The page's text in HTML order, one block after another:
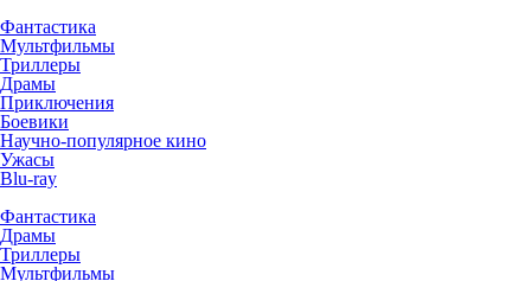
Фантастика
Мультфильмы
Триллеры
Драмы
Приключения
Боевики
Научно-популярное кино
Ужасы
Blu-ray
Фантастика
Драмы
Триллеры
Мультфильмы